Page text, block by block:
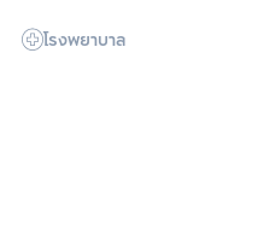
โรงพยาบาล